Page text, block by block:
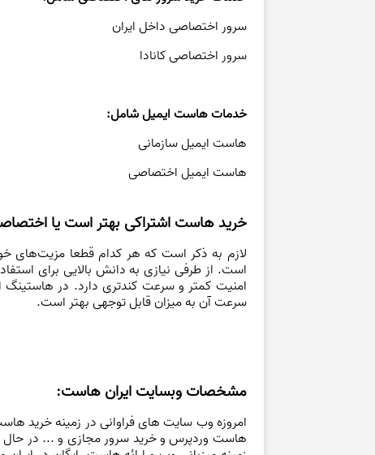
سرور اختصاصی داخل ایران
سرور اختصاصی کانادا
خدمات هاست ایمیل شامل:
هاست ایمیل سازمانی
هاست ایمیل اختصاصی
خرید هاست اشتراکی بهتر است یا
لازم به ذکر است که هر کدام قطعا مزیت‌های
است. از طرفی نیازی به دانش بالایی برای
امنیت کمتر و سرعت کندتری دارد. در
سرعت آن به میزان قابل توجهی بهتر است.
مشخصات وبسایت ایران هاست:
امروزه وب سایت های فراوانی در زمینه خرید